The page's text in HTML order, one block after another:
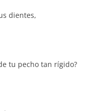
dientes,
tu pecho tan rígido?